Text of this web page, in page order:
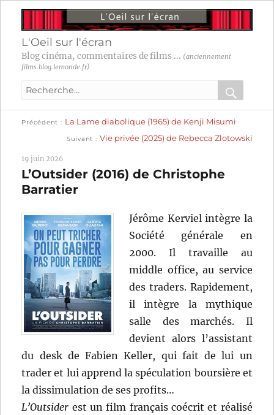
L'Oeil sur l'écran
Blog cinéma, commentaires de films ... (anciennement
films.blog.lemonde.fr)
Recherche
:
OK
Navigation
l’article
Précédent
précédente :
La Lame diabolique (1965) de Kenji Misumi
Suivant
suivante :
Vie privée (2025) de Rebecca Zlotowski
19 juin 2026
L’Outsider (2016) de Christophe
Barratier
Jérôme Kerviel intègre la
Société générale en
2000. Il travaille au
middle office, au service
des traders. Rapidement,
il intègre la mythique
salle des marchés. Il
devient alors l’assistant
du desk de Fabien Keller, qui fait de lui un
trader et lui apprend la spéculation boursière et
la dissimulation de ses profits…
L’Outsider est un film français coécrit et réalisé